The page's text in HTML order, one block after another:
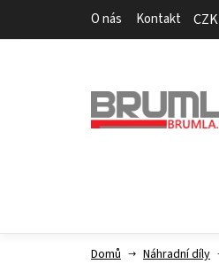
O nás Kontakt CZK
Domů Náhradní díly